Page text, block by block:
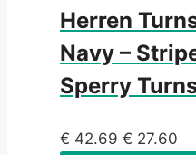
Herren
Navy –
Sperry
€42.69 € 27.60